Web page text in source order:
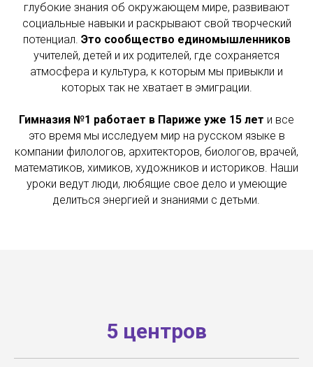
глубокие знания об окружающем мире, развивают
социальные навыки и раскрывают свой творческий
потенциал. Это сообщество единомышленников
учителей, детей и их родителей, где сохраняется
атмосфера и культура, к которым мы привыкли и
которых так не хватает в эмиграции.
Гимназия №1 работает в Париже уже 15 лет и все
это время мы исследуем мир на русском языке в
компании филологов, архитекторов, биологов, врачей,
математиков, химиков, художников и историков. Наши
уроки ведут люди, любящие свое дело и умеющие
делиться энергией и знаниями с детьми.
5 центров